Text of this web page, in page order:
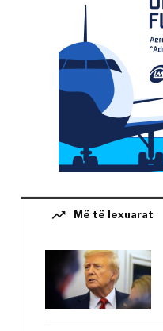
trending_up Më të lexuarat